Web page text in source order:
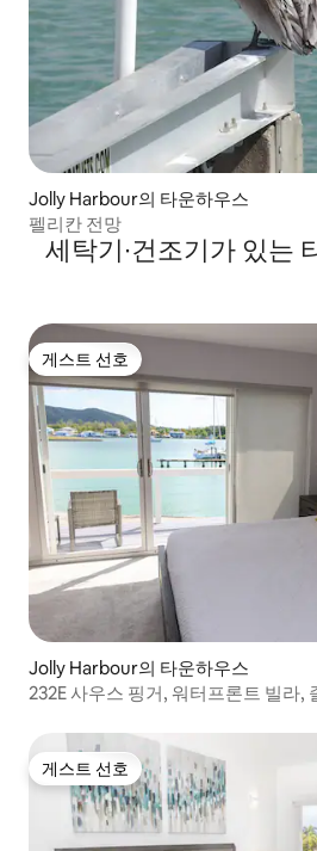
Jolly Harbour의 타운하우스
펠리칸 전망
세탁기∙건조기가 있는
게스트 선호
게스트 선호
Jolly Harbour의 타운하우스
232E 사우스 핑거, 워터프론트 빌라,
게스트 선호
게스트 선호